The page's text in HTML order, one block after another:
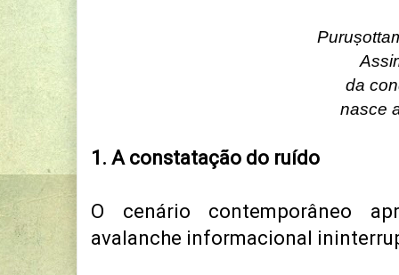
da
nasce
1. A constatação do ruído
O cenário contemporâneo
avalanche informacional